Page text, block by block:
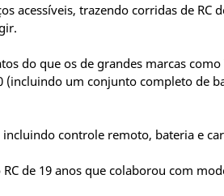
acessíveis, trazendo corridas de RC
do que os de grandes marcas como
(incluindo um conjunto completo de
controle remoto, bateria e
de 19 anos que colaborou com